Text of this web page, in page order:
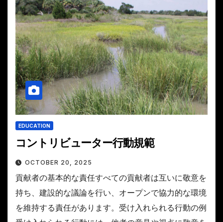
EDUCATION
コントリビューター行動規範
OCTOBER 20, 2025
貢献者の基本的な責任すべての貢献者は互いに敬意を
持ち、建設的な議論を行い、オープンで協力的な環境
を維持する責任があります。受け入れられる行動の例